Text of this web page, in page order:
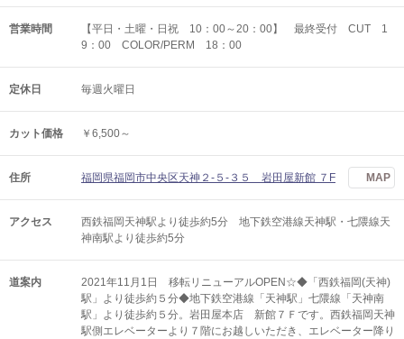
営業時間
【平日・土曜・日祝 10：00～20：00】 最終受付 CUT 1
9：00 COLOR/PERM 18：00
定休日 毎週火曜日
カット価格 ￥6,500～
住所 福岡県福岡市中央区天神２-５-３５ 岩田屋新館 ７F MAP
アクセス
西鉄福岡天神駅より徒歩約5分 地下鉄空港線天神駅・七隈線天
神南駅より徒歩約5分
道案内
2021年11月1日 移転リニューアルOPEN☆◆「西鉄福岡(天神)
駅」より徒歩約５分◆地下鉄空港線「天神駅」七隈線「天神南
駅」より徒歩約５分。岩田屋本店 新館７Ｆです。西鉄福岡天神
駅側エレベーターより７階にお越しいただき、エレベーター降り